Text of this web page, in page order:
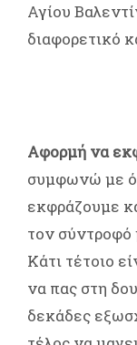
Αγίου
διαφορετικό
Αφορμή να
συμφωνώ με
εκφράζουμε
τον σύντροφό
Κάτι τέτοιο
να πας στη
δεκάδες